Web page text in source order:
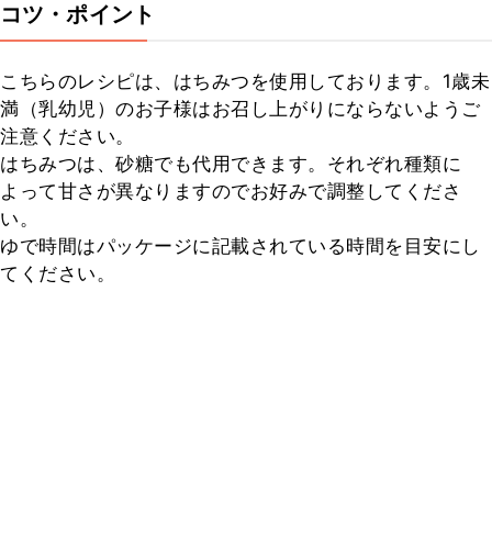
コツ・ポイント
こちらのレシピは、はちみつを使用しております。1歳未
満（乳幼児）のお子様はお召し上がりにならないようご
注意ください。
はちみつは、砂糖でも代用できます。それぞれ種類に
よって甘さが異なりますのでお好みで調整してくださ
い。
ゆで時間はパッケージに記載されている時間を目安にし
てください。